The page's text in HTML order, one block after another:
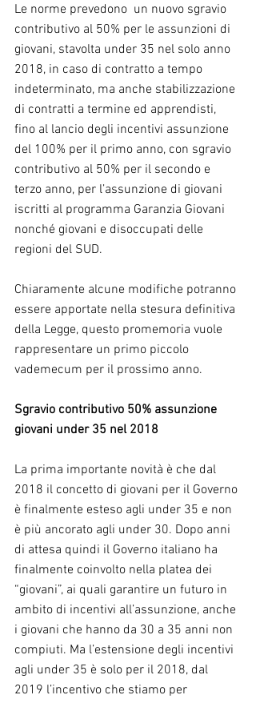
Le norme prevedono  un nuovo sgravio
contributivo al 50% per le assunzioni di
giovani, stavolta under 35 nel solo anno
2018, in caso di contratto a tempo
indeterminato, ma anche stabilizzazione
di contratti a termine ed apprendisti,
fino al lancio degli incentivi assunzione
del 100% per il primo anno, con sgravio
contributivo al 50% per il secondo e
terzo anno, per l’assunzione di giovani
iscritti al programma Garanzia Giovani
nonché giovani e disoccupati delle
regioni del SUD.
Chiaramente alcune modifiche potranno
essere apportate nella stesura definitiva
della Legge, questo promemoria vuole
rappresentare un primo piccolo
vademecum per il prossimo anno.
Sgravio contributivo 50% assunzione
giovani under 35 nel 2018
La prima importante novità è che dal
2018 il concetto di giovani per il Governo
è finalmente esteso agli under 35 e non
è più ancorato agli under 30. Dopo anni
di attesa quindi il Governo italiano ha
finalmente coinvolto nella platea dei
“giovani”, ai quali garantire un futuro in
ambito di incentivi all’assunzione, anche
i giovani che hanno da 30 a 35 anni non
compiuti. Ma l’estensione degli incentivi
agli under 35 è solo per il 2018, dal
2019 l’incentivo che stiamo per